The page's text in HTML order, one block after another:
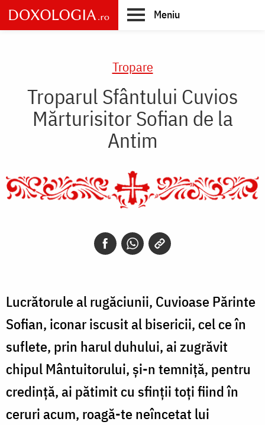
Skip
to
main
Meniu
Tropare
Troparul Sfântului Cuvios
Mărturisitor Sofian de la
Antim
Lucrătorule al rugăciunii, Cuvioase Părinte
Sofian, iconar iscusit al bisericii, cel ce în
suflete, prin harul duhului, ai zugrăvit
chipul Mântuitorului, și-n temniță, pentru
credință, ai pătimit cu sfinții toți fiind în
ceruri acum, roagă-te neîncetat lui